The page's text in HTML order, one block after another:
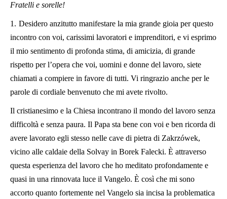
Fratelli e sorelle!
1. Desidero anzitutto manifestare la mia grande gioia per questo
incontro con voi, carissimi lavoratori e imprenditori, e vi esprimo
il mio sentimento di profonda stima, di amicizia, di grande
rispetto per l’opera che voi, uomini e donne del lavoro, siete
chiamati a compiere in favore di tutti. Vi ringrazio anche per le
parole di cordiale benvenuto che mi avete rivolto.
Il cristianesimo e la Chiesa incontrano il mondo del lavoro senza
difficoltà e senza paura. Il Papa sta bene con voi e ben ricorda di
avere lavorato egli stesso nelle cave di pietra di Zakrzówek,
vicino alle caldaie della Solvay in Borek Falecki. È attraverso
questa esperienza del lavoro che ho meditato profondamente e
quasi in una rinnovata luce il Vangelo. È così che mi sono
accorto quanto fortemente nel Vangelo sia incisa la problematica